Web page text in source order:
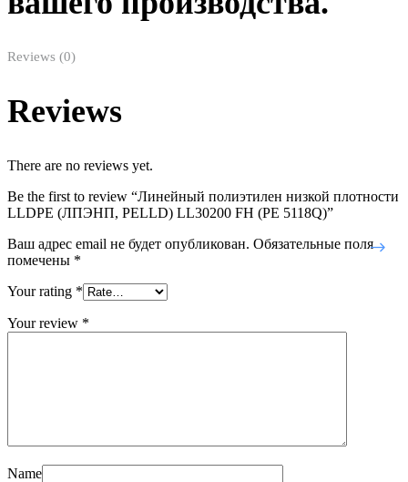
Reviews (0)
Reviews
There are no reviews yet.
Be the first to review “Линейный полиэтилен низкой плотности
LLDPE (ЛПЭНП, PELLD) LL30200 FH (PE 5118Q)”
Ваш адрес email не будет опубликован. Обязательные поля
помечены *
Your rating *
Your review *
Name